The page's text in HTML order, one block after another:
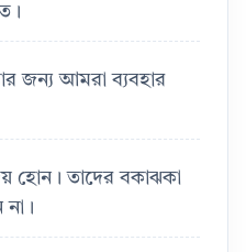
জন্য আমরা ব্যবহার
হোন। তাদের বকাঝকা
না।